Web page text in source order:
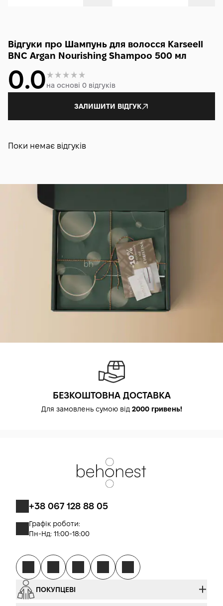
Відгуки про Шампунь для волосся Karseell
BNC Argan Nourishing Shampoo 500 мл
0.0на основі 0 відгуків
ЗАЛИШИТИ ВІДГУК
Поки немає відгуків
БЕЗКОШТОВНА ДОСТАВКА
Для замовлень сумою від 2000 гривень!
+38 067 128 88 05
Графік роботи:
Пн-Нд: 11:00-18:00
ПОКУПЦЕВІ